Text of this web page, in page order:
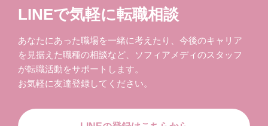
LINEで気軽に転職相談
あなたにあった職場を一緒に考えたり、今後のキャリア
を見据えた職種の相談など、ソフィアメディのスタッフ
が転職活動をサポートします。
お気軽に友達登録してください。